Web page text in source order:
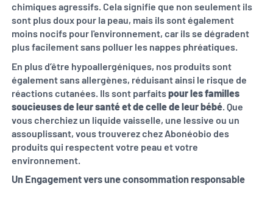
chimiques agressifs. Cela signifie que non seulement ils
sont plus doux pour la peau, mais ils sont également
moins nocifs pour l'environnement, car ils se dégradent
plus facilement sans polluer les nappes phréatiques.
En plus d’être hypoallergéniques, nos produits sont
également sans allergènes, réduisant ainsi le risque de
réactions cutanées. Ils sont parfaitspour les familles
soucieuses de leur santé et de celle de leur bébé. Que
vous cherchiez un liquide vaisselle, une lessive ou un
assouplissant, vous trouverez chez Abonéobio des
produits qui respectent votre peau et votre
environnement.
Un Engagement vers une consommation responsable